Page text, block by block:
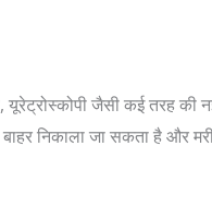
जैसी कई तरह की
निकाला जा सकता है और